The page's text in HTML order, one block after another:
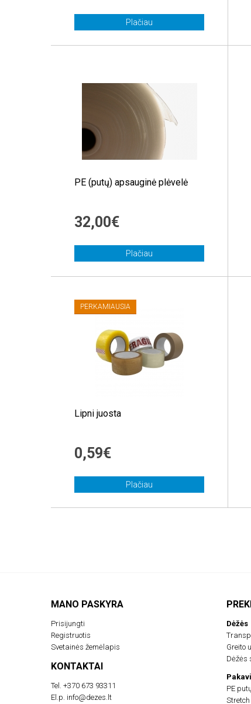
Plačiau
PE (putų) apsauginė plėvelė
32,00€
Plačiau
PERKAMIAUSIA
Lipni juosta
0,59€
Plačiau
MANO PASKYRA
Prisijungti
Registruotis
Svetainės žemėlapis
KONTAKTAI
Tel. +370 673 93311
El.p. info@dezes.lt
Dėžės
Greito
Dėžės
PE